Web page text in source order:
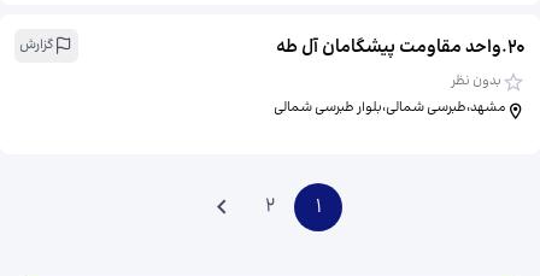
20
.واحد مقاومت پیشگامان آل طه
گزارش
بدون نظر
مشهد،طبرسی شمالی،بلوار طبرسی شمالی
1
2